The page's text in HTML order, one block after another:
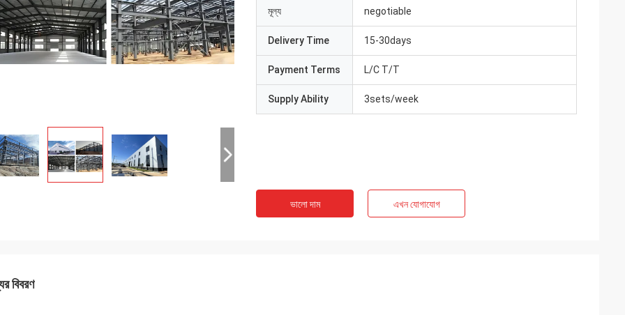
মূল্য negotiable
Delivery Time 15-30days
Payment Terms L/C T/T
Supply Ability 3sets/week
ভালো দাম এখন যোগাযোগ
বিবরণ